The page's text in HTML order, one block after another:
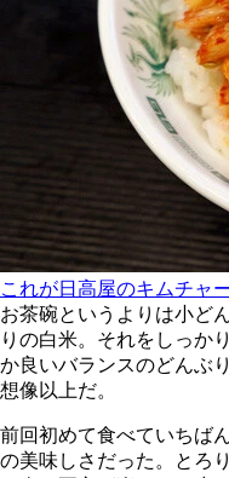
これが日高屋のキムチャ
お茶碗というよりは小ど
りの白米。それをしっか
か良いバランスのどんぶ
想像以上だ。
前回初めて食べていちば
の美味しさだった。とろ